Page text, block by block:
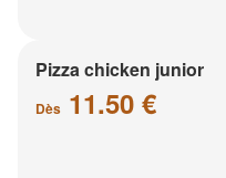
Pizza chicken junior
Dès 11.50 €